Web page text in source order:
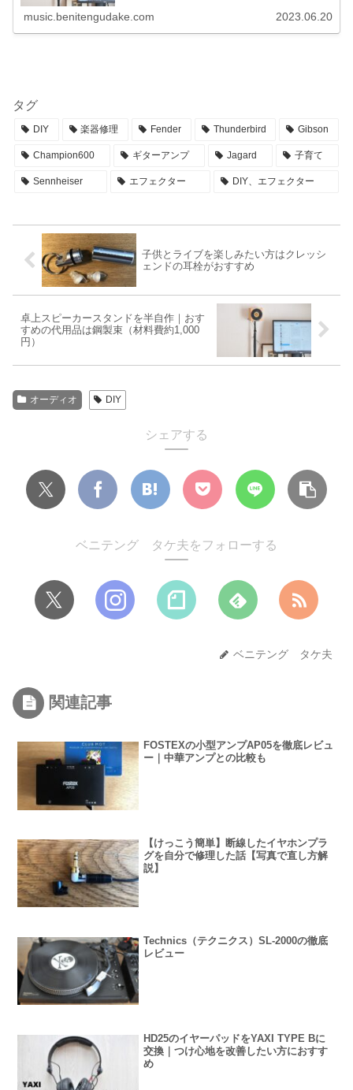
music.benitengudake.com 2023.06.20
タグ
DIY 楽器修理 Fender Thunderbird Gibson
Champion600 ギターアンプ Jagard 子育て
Sennheiser エフェクター DIY、エフェクター
子供とライブを楽しみたい方はクレッシ
ェンドの耳栓がおすすめ
卓上スピーカースタンドを半自作｜おす
すめの代用品は鋼製束（材料費約1,000
円）
オーディオ DIY
シェアする
ベニテング タケ夫をフォローする
ベニテング タケ夫
関連記事
FOSTEXの小型アンプAP05を徹底レビュ
ー｜中華アンプとの比較も
【けっこう簡単】断線したイヤホンプラ
グを自分で修理した話【写真で直し方解
説】
Technics（テクニクス）SL-2000の徹底
レビュー
HD25のイヤーパッドをYAXI TYPE Bに
交換｜つけ心地を改善したい方におすす
め